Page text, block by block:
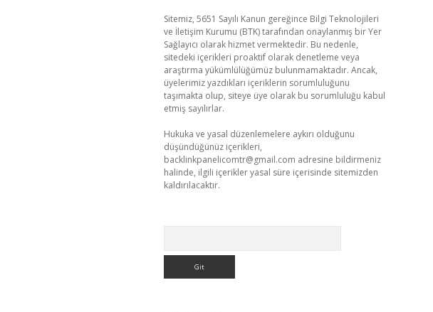
Sitemiz, 5651 Sayılı Kanun gereğince Bilgi Teknolojileri
ve İletişim Kurumu (BTK) tarafından onaylanmış bir Yer
Sağlayıcı olarak hizmet vermektedir. Bu nedenle,
sitedeki içerikleri proaktif olarak denetleme veya
araştırma yükümlülüğümüz bulunmamaktadır. Ancak,
üyelerimiz yazdıkları içeriklerin sorumluluğunu
taşımakta olup, siteye üye olarak bu sorumluluğu kabul
etmiş sayılırlar.
Hukuka ve yasal düzenlemelere aykırı olduğunu
düşündüğünüz içerikleri,
backlinkpanelicomtr@gmail.com adresine bildirmeniz
halinde, ilgili içerikler yasal süre içerisinde sitemizden
kaldırılacaktır.